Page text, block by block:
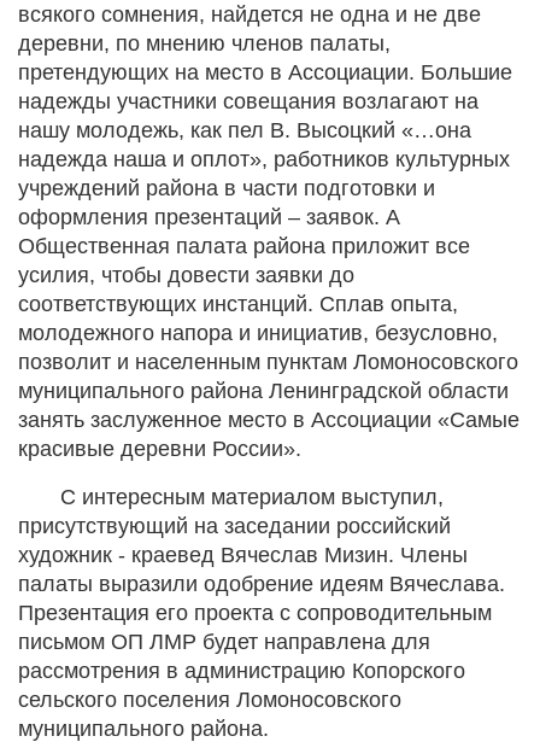
всякого сомнения, найдется не одна и не две
деревни, по мнению членов палаты,
претендующих на место в Ассоциации. Большие
надежды участники совещания возлагают на
нашу молодежь, как пел В. Высоцкий «…она
надежда наша и оплот», работников культурных
учреждений района в части подготовки и
оформления презентаций – заявок. А
Общественная палата района приложит все
усилия, чтобы довести заявки до
соответствующих инстанций. Сплав опыта,
молодежного напора и инициатив, безусловно,
позволит и населенным пунктам Ломоносовского
муниципального района Ленинградской области
занять заслуженное место в Ассоциации «Самые
красивые деревни России».
С интересным материалом выступил,
присутствующий на заседании российский
художник - краевед Вячеслав Мизин. Члены
палаты выразили одобрение идеям Вячеслава.
Презентация его проекта с сопроводительным
письмом ОП ЛМР будет направлена для
рассмотрения в администрацию Копорского
сельского поселения Ломоносовского
муниципального района.